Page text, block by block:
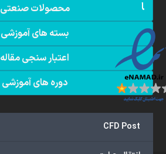
محصولات صنعتی
بسته های آموزشی
اعتبار سنجی مقاله
دوره های آموزشی
CFD Post
ا